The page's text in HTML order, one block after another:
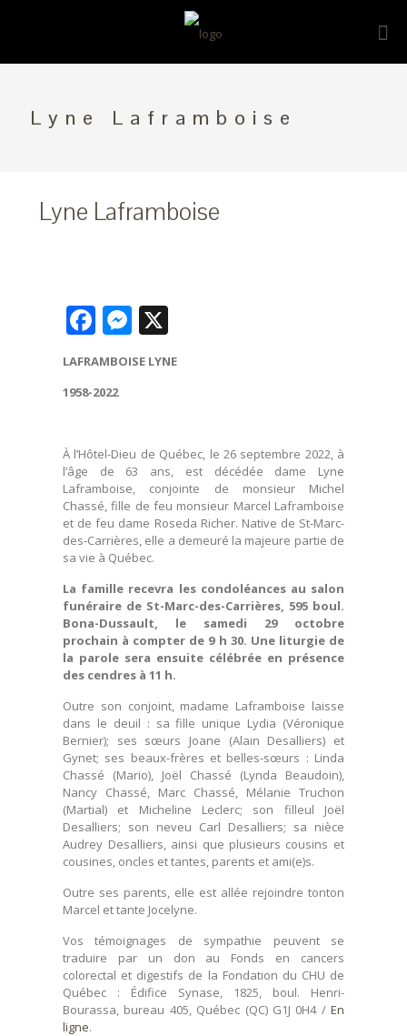
Lyne Laframboise
Lyne Laframboise
Facebook
Messenger
LAFRAMBOISE LYNE
1958-2022
À l’Hôtel-Dieu de Québec, le 26 septembre 2022, à
l’âge de 63 ans, est décédée dame Lyne
Laframboise, conjointe de monsieur Michel
Chassé, fille de feu monsieur Marcel Laframboise
et de feu dame Roseda Richer. Native de St-Marc-
des-Carrières, elle a demeuré la majeure partie de
sa vie à Québec.
La famille recevra les condoléances au salon
funéraire de St-Marc-des-Carrières, 595 boul.
Bona-Dussault, le samedi 29 octobre
prochain à compter de 9 h 30. Une liturgie de
la parole sera ensuite célébrée en présence
des cendres à 11 h.
Outre son conjoint, madame Laframboise laisse
dans le deuil : sa fille unique Lydia (Véronique
Bernier); ses sœurs Joane (Alain Desalliers) et
Gynet; ses beaux-frères et belles-sœurs : Linda
Chassé (Mario), Joël Chassé (Lynda Beaudoin),
Nancy Chassé, Marc Chassé, Mélanie Truchon
(Martial) et Micheline Leclerc; son filleul Joël
Desalliers; son neveu Carl Desalliers; sa nièce
Audrey Desalliers, ainsi que plusieurs cousins et
cousines, oncles et tantes, parents et ami(e)s.
Outre ses parents, elle est allée rejoindre tonton
Marcel et tante Jocelyne.
Vos témoignages de sympathie peuvent se
traduire par un don au Fonds en cancers
colorectal et digestifs de la Fondation du CHU de
Québec : Édifice Synase, 1825, boul. Henri-
Bourassa, bureau 405, Québec (QC) G1J 0H4 / En
ligne.